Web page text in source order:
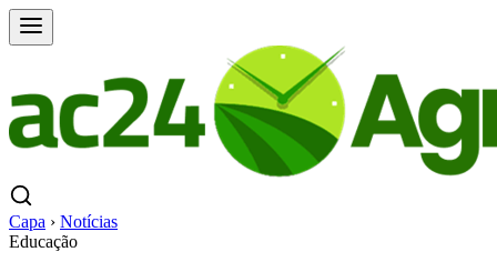
Capa › Notícias
Educação